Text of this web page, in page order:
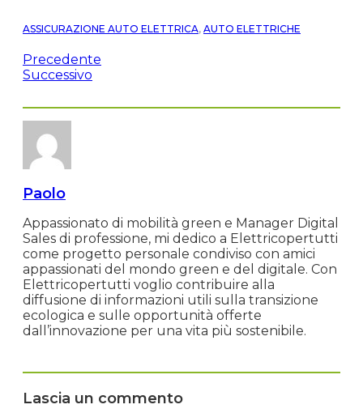
ASSICURAZIONE AUTO ELETTRICA, AUTO ELETTRICHE
Precedente
Successivo
Paolo
Appassionato di mobilità green e Manager Digital
Sales di professione, mi dedico a Elettricopertutti
come progetto personale condiviso con amici
appassionati del mondo green e del digitale. Con
Elettricopertutti voglio contribuire alla
diffusione di informazioni utili sulla transizione
ecologica e sulle opportunità offerte
dall’innovazione per una vita più sostenibile.
Lascia un commento